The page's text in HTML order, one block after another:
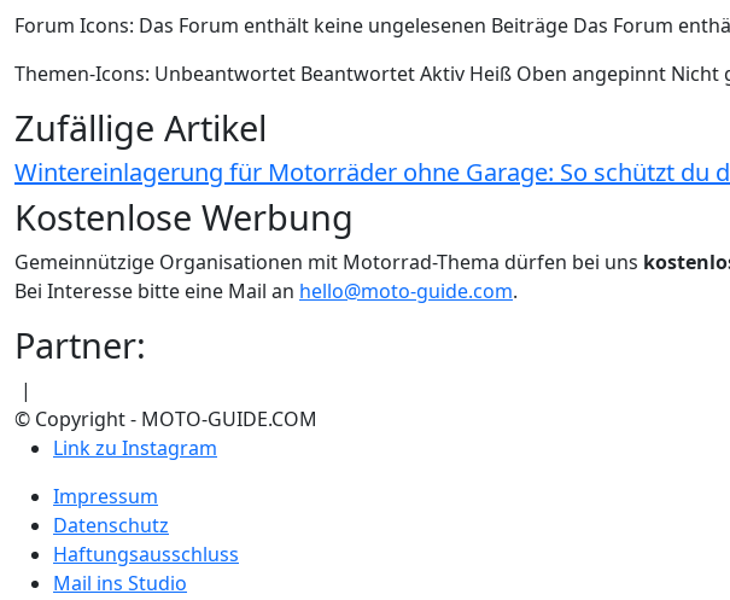
Forum Icons: Das Forum enthält keine ungelesenen Beiträge Das Forum
Themen-Icons: Unbeantwortet BeantwortetAktiv Heiß Oben angepinnt Nicht
Zufällige Artikel
Wintereinlagerung für Motorräder ohne Garage: So schützt du
Kostenlose Werbung
Gemeinnützige Organisationen mit Motorrad-Thema dürfen bei uns
Bei Interesse bitte eine Mail an hello@moto-guide.com.
Partner:
|
© Copyright - MOTO-GUIDE.COM
Link zu Instagram
Impressum
Datenschutz
Haftungsausschluss
Mail ins Studio